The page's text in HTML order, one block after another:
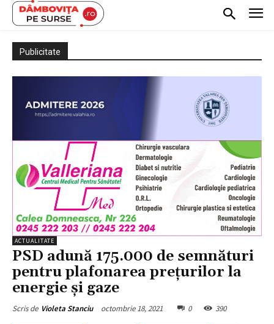
Publicitate
ACTUALITATE
PSD adună 175.000 de semnături
pentru plafonarea prețurilor la
energie și gaze
Scris de Violeta Stanciu octombrie 18, 2021 0 390